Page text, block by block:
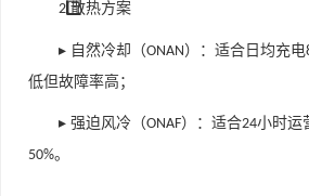
2️⃣ 散热方案
▸ 自然冷却（ONAN）：适合日均充电
低但故障率高；
▸ 强迫风冷（ONAF）：适合24小时运
50%。